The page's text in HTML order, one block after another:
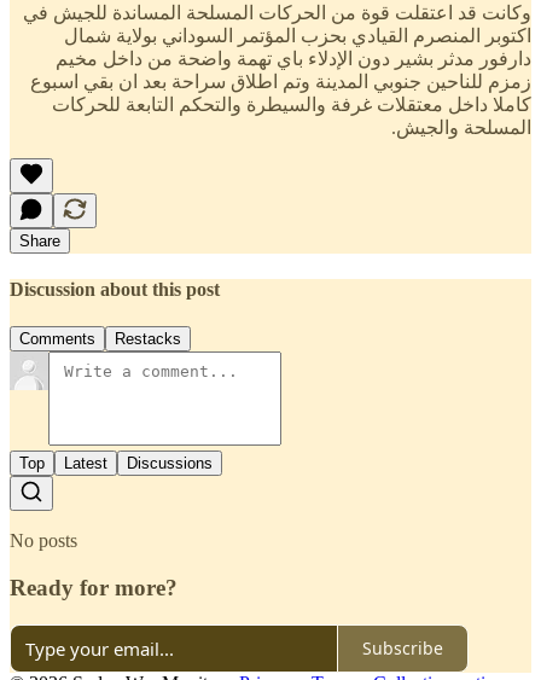
وكانت قد اعتقلت قوة من الحركات المسلحة المساندة للجيش في
اكتوبر المنصرم القيادي بحزب المؤتمر السوداني بولاية شمال
دارفور مدثر بشير دون الإدلاء باي تهمة واضحة من داخل مخيم
زمزم للناحين جنوبي المدينة وتم اطلاق سراحة بعد ان بقي اسبوع
كاملا داخل معتقلات غرفة والسيطرة والتحكم التابعة للحركات
المسلحة والجيش.
Share
Discussion about this post
Comments Restacks
Top Latest Discussions
No posts
Ready for more?
Subscribe